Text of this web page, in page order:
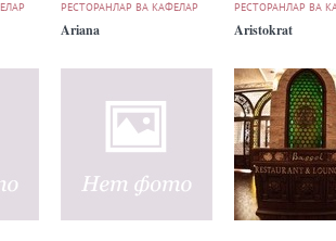
РЕСТОРАНЛАР ВА КАФЕЛАР
Ariana
РЕСТОРАНЛАР ВА
Aristokrat